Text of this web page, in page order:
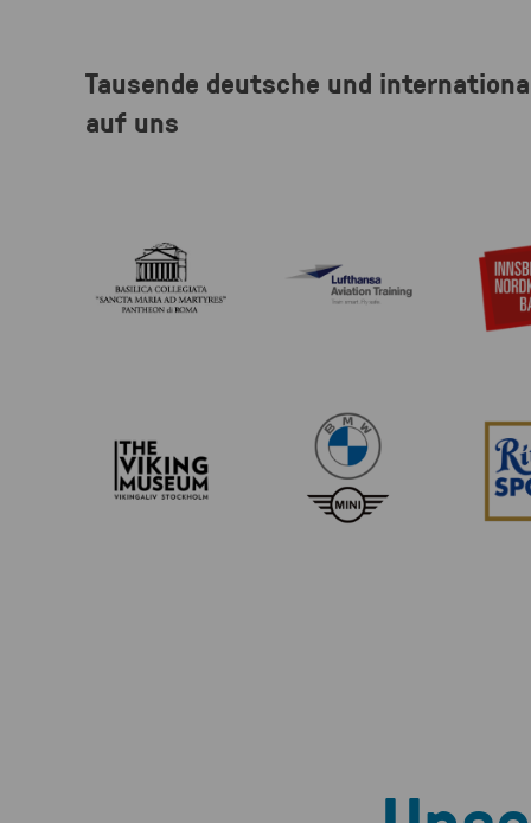
Tausende deutsche und
auf uns